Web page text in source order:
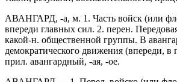
АВАНГАРД, -а, м. 1. Часть войск (или
впереди главных сил. 2. перен.
какой-н. общественной группы. В
демократического движения (впереди, в
прил. авангардный, -ая, -ое.